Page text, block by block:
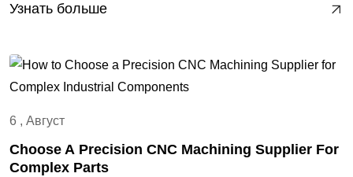
Узнать больше
6 , Август
Choose A Precision CNC Machining Supplier For
Complex Parts